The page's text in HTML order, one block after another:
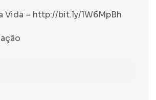
Vida – http://bit.ly/1W6MpBh